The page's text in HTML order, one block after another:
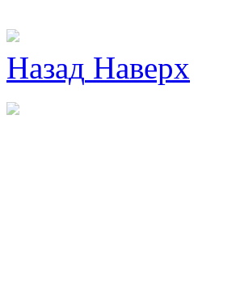
Назад Наверх